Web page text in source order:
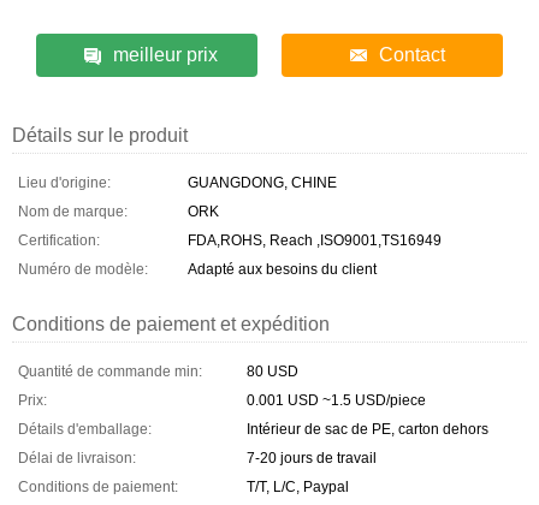
meilleur prix Contact
Détails sur le produit
Lieu d'origine:
GUANGDONG, CHINE
Nom de marque:
ORK
Certification:
FDA,ROHS, Reach ,ISO9001,TS16949
Numéro de modèle:
Adapté aux besoins du client
Conditions de paiement et expédition
Quantité de commande min:
80 USD
Prix:
0.001 USD ~1.5 USD/piece
Détails d'emballage:
Intérieur de sac de PE, carton dehors
Délai de livraison:
7-20 jours de travail
Conditions de paiement:
T/T, L/C, Paypal